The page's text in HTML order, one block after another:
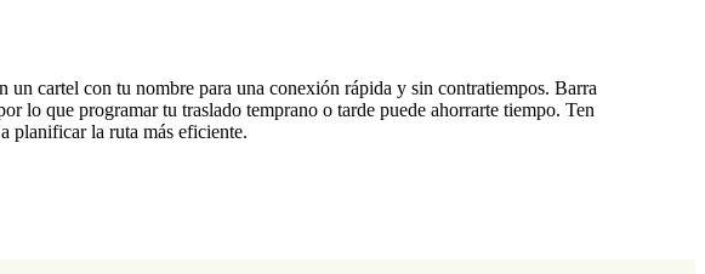
cartel con tu nombre para una conexión rápida y sin contratiempos. Barra
lo que programar tu traslado temprano o tarde puede ahorrarte tiempo. Ten
planificar la ruta más eficiente.